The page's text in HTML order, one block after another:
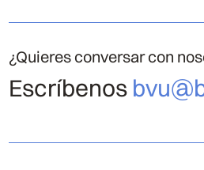
¿Quieres conversar con
Escríbenos